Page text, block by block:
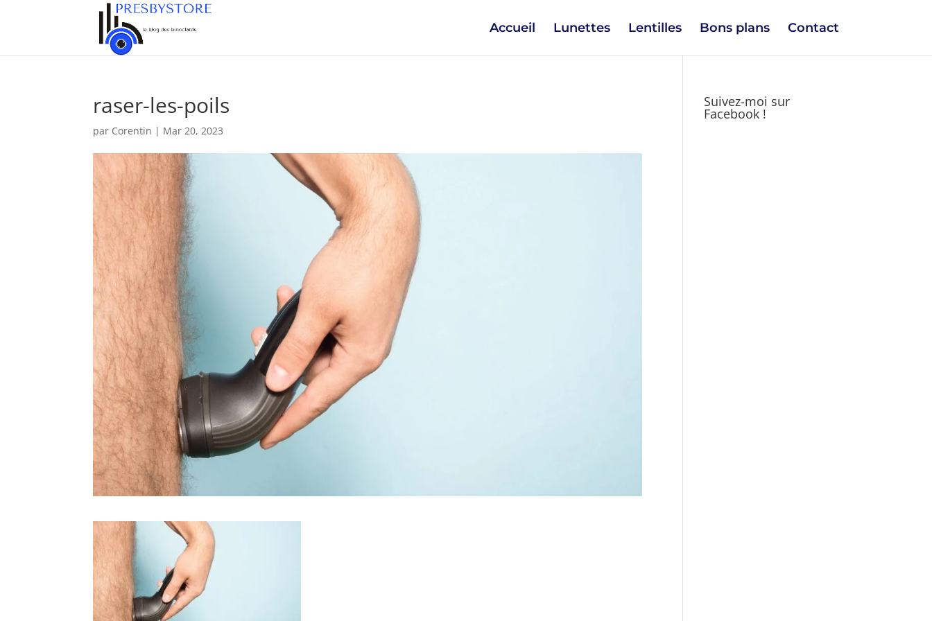
Accueil Lunettes Lentilles Bons plans Contact
raser-les-poils
par Corentin | Mar 20, 2023
Suivez-moi sur
Facebook !